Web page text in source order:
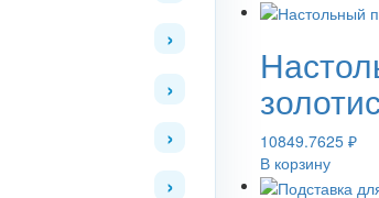
10849.7625 ₽
В корзину